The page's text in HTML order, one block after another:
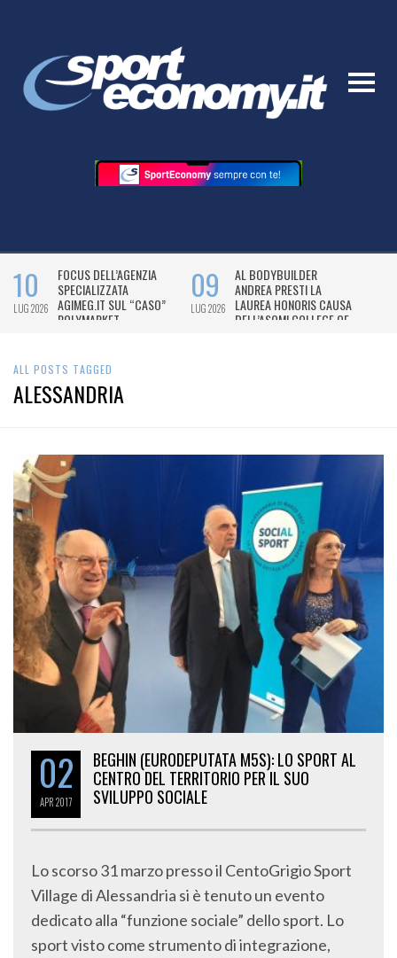
ALL POSTS TAGGED
ALESSANDRIA
02
APR2017
BEGHIN (EURODEPUTATA M5S): LO SPORT AL
CENTRO DEL TERRITORIO PER IL SUO
SVILUPPO SOCIALE
Lo scorso 31 marzo presso il CentoGrigio Sport
Village di Alessandria si è tenuto un evento
dedicato alla “funzione sociale” dello sport. Lo
sport visto come strumento di integrazione,